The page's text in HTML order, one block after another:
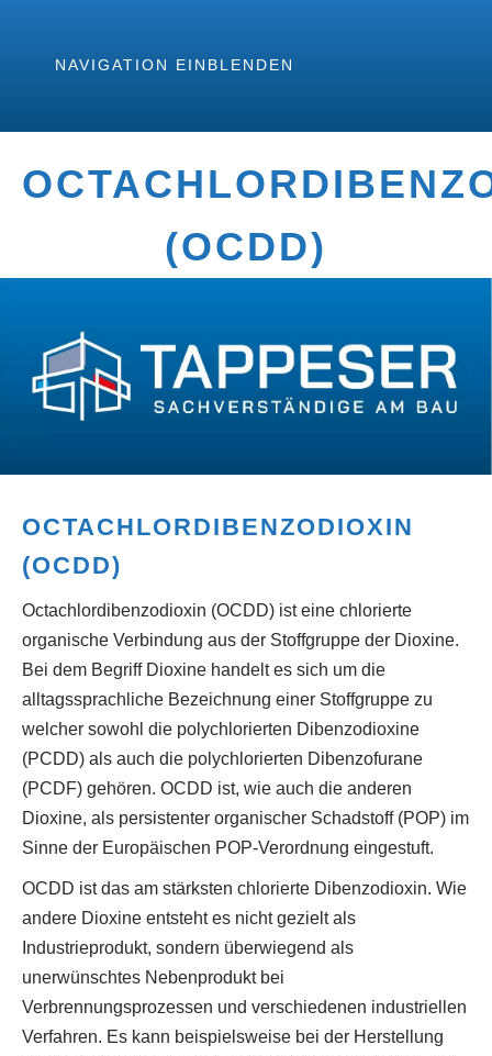
NAVIGATION EINBLENDEN
(OCDD)
OCTACHLORDIBENZODIOXIN
(OCDD)
Octachlordibenzodioxin (OCDD) ist eine chlorierte
organische Verbindung aus der Stoffgruppe der Dioxine.
Bei dem Begriff Dioxine handelt es sich um die
alltagssprachliche Bezeichnung einer Stoffgruppe zu
welcher sowohl die polychlorierten Dibenzodioxine
(PCDD) als auch die polychlorierten Dibenzofurane
(PCDF) gehören. OCDD ist, wie auch die anderen
Dioxine, als persistenter organischer Schadstoff (POP) im
Sinne der Europäischen POP-Verordnung eingestuft.
OCDD ist das am stärksten chlorierte Dibenzodioxin. Wie
andere Dioxine entsteht es nicht gezielt als
Industrieprodukt, sondern überwiegend als
unerwünschtes Nebenprodukt bei
Verbrennungsprozessen und verschiedenen industriellen
Verfahren. Es kann beispielsweise bei der Herstellung